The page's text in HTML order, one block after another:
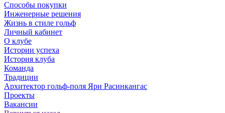
Способы покупки
Инженерные решения
Жизнь в стиле гольф
Личный кабинет
О клубе
Истории успеха
История клуба
Команда
Традиции
Архитектор гольф-поля Яри Расинкангас
Проекты
Вакансии